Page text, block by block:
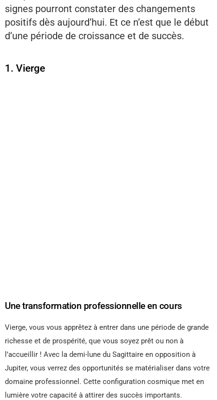
signes pourront constater des changements
positifs dès aujourd’hui. Et ce n’est que le début
d’une période de croissance et de succès.
1. Vierge
Une transformation professionnelle en cours
Vierge, vous vous apprêtez à entrer dans une période de grande
richesse et de prospérité, que vous soyez prêt ou non à
l’accueillir ! Avec la demi-lune du Sagittaire en opposition à
Jupiter, vous verrez des opportunités se matérialiser dans votre
domaine professionnel. Cette configuration cosmique met en
lumière votre capacité à attirer des succès importants.